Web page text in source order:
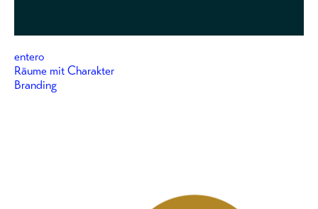
entero
Räume mit Charakter
Branding